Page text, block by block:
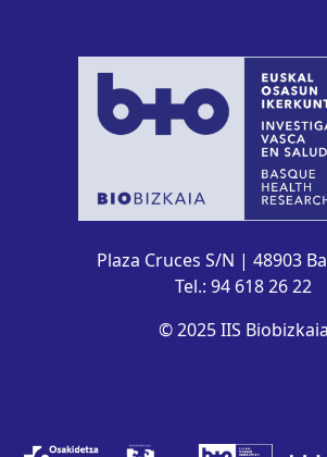
Plaza Cruces S/N | 48903
Tel.: 94 618 26 22
© 2025 IIS Biobizkaia